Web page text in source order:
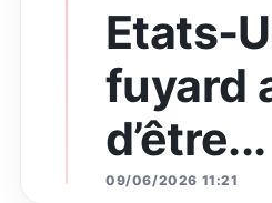
Etats-
fuyard
d’être...
09/06/2026 11:21